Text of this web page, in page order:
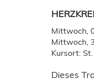
Mittwoch,
Mittwoch,
Kursort:
Dieses